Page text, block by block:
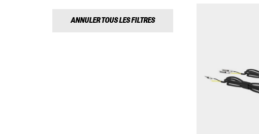
ANNULER TOUS LES FILTRES